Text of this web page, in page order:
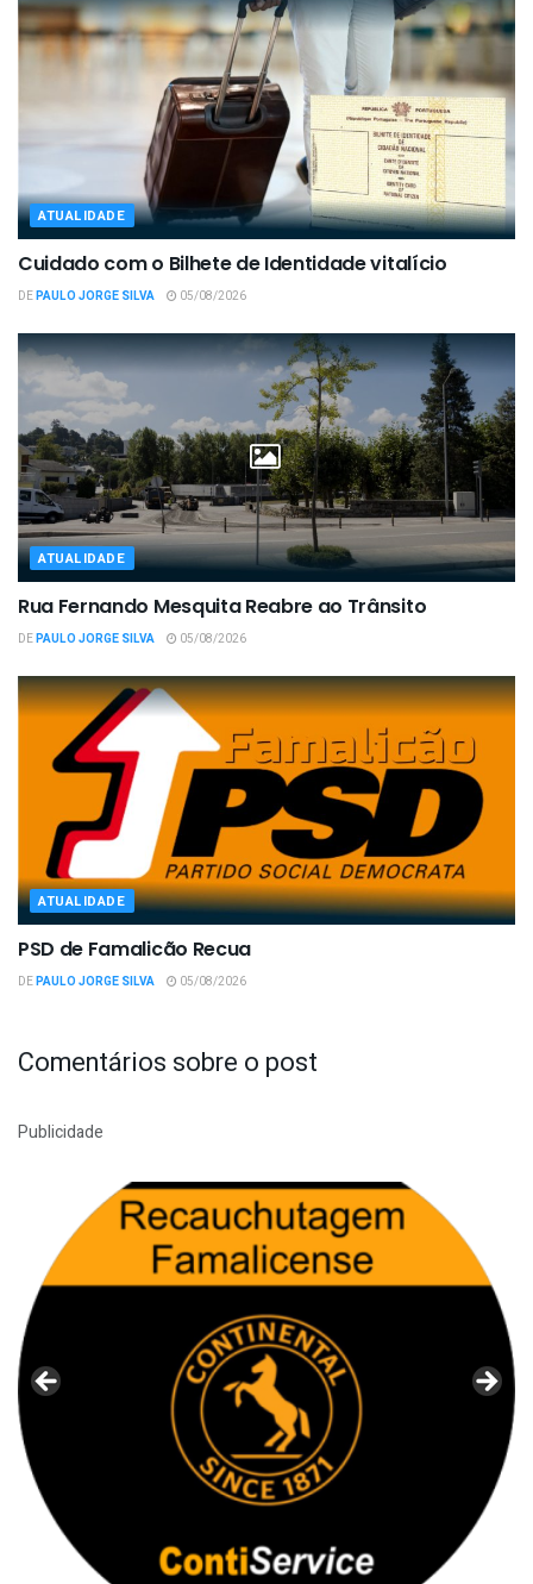
ATUALIDADE
Cuidado com o Bilhete de Identidade vitalício
DEPAULO JORGE SILVA 05/08/2026
ATUALIDADE
Rua Fernando Mesquita Reabre ao Trânsito
DEPAULO JORGE SILVA 05/08/2026
ATUALIDADE
PSD de Famalicão Recua
DEPAULO JORGE SILVA 05/08/2026
Comentários sobre o post
Publicidade